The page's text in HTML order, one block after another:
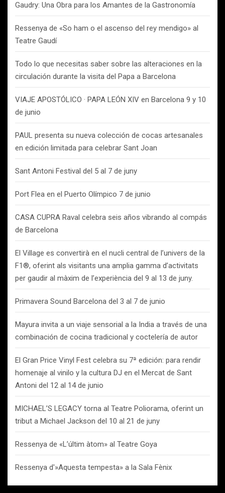
Gaudry: Una Obra para los Amantes de la Gastronomía
Ressenya de «So ham o el ascenso del rey mendigo» al
Teatre Gaudí
Todo lo que necesitas saber sobre las alteraciones en la
circulación durante la visita del Papa a Barcelona
VIAJE APOSTÓLICO · PAPA LEÓN XIV en Barcelona 9 y 10
de junio
PAUL presenta su nueva colección de cocas artesanales
en edición limitada para celebrar Sant Joan
Sant Antoni Festival del 5 al 7 de juny
Port Flea en el Puerto Olímpico 7 de junio
CASA CUPRA Raval celebra seis años vibrando al compás
de Barcelona
El Village es convertirà en el nucli central de l’univers de la
F1®, oferint als visitants una amplia gamma d’activitats
per gaudir al màxim de l’experiència del 9 al 13 de juny.
Primavera Sound Barcelona del 3 al 7 de junio
Mayura invita a un viaje sensorial a la India a través de una
combinación de cocina tradicional y coctelería de autor
El Gran Price Vinyl Fest celebra su 7ª edición: para rendir
homenaje al vinilo y la cultura DJ en el Mercat de Sant
Antoni del 12 al 14 de junio
MICHAEL’S LEGACY torna al Teatre Poliorama, oferint un
tribut a Michael Jackson del 10 al 21 de juny
Ressenya de «L’últim àtom» al Teatre Goya
Ressenya d'»Aquesta tempesta» a la Sala Fènix